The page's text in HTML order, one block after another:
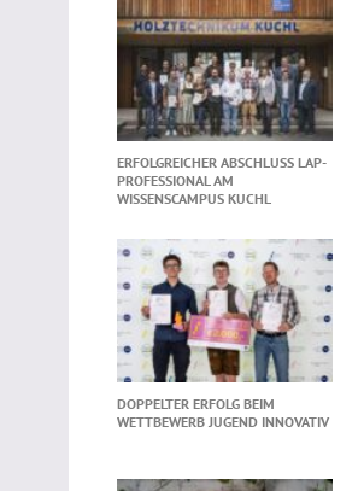
ERFOLGREICHER ABSCHLUSS LAP-
PROFESSIONAL AM
WISSENSCAMPUS KUCHL
DOPPELTER ERFOLG BEIM
WETTBEWERB JUGEND INNOVATIV